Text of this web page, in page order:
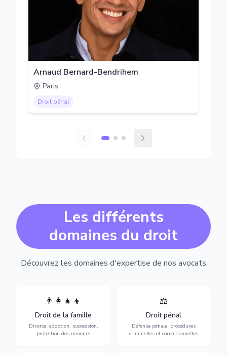
Arnaud Bernard-Bendrihem
Paris
Droit pénal
Les différents
domaines du droit
Découvrez les domaines d'expertise de nos avocats
👨‍👩‍👧‍👦
Droit de la famille
Divorce, adoption, succession,
protection des mineurs
Divorce, garde d'enfants,
adoption, succession et
protection des personnes
vulnérables.
⚖️
Droit pénal
Défense pénale, procédures
criminelles et correctionnelles
Expertise en matière pénale,
vue jusqu'au procès, pour
toute affaire correctionnelle
ou criminelle.